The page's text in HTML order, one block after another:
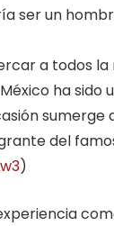
ser un
a todos
ha sido
sumerge
del
)